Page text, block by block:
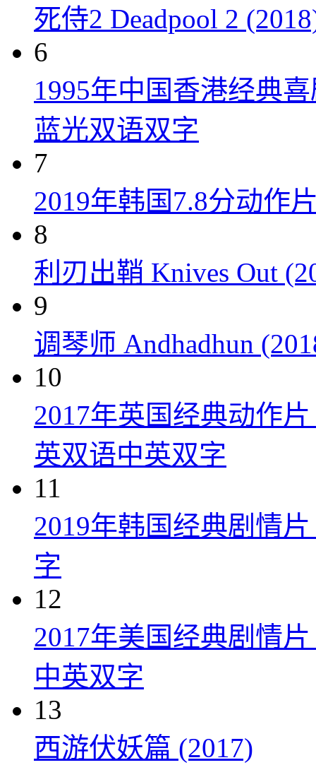
死侍2 Deadpool 2
6
1995年中国香港经典
蓝光双语双字
7
2019年韩国7.8分动作
8
利刃出鞘 Knives Out
9
调琴师 Andhadhun
10
2017年英国经典动作
英双语中英双字
11
2019年韩国经典剧情
字
12
2017年美国经典剧情
中英双字
13
西游伏妖篇 (2017)